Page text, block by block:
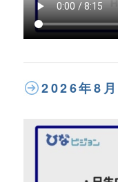
2026年8